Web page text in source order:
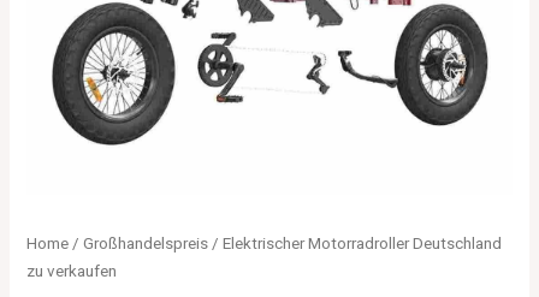
Home /Großhandelspreis / Elektrischer Motorradroller Deutschland
zu verkaufen